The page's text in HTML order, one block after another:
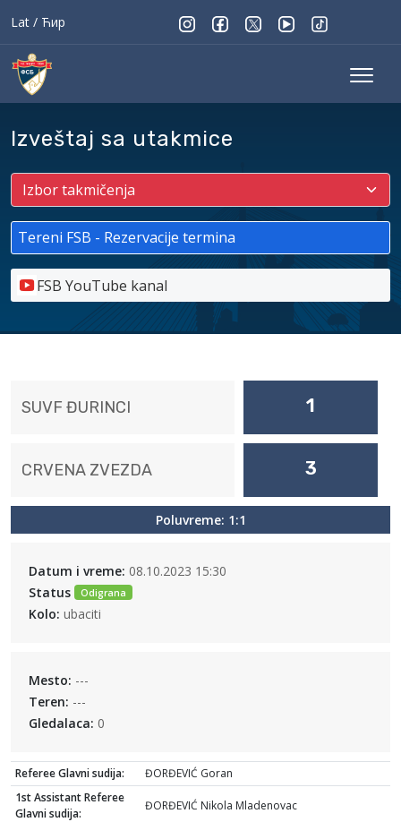
Lat / Ћир
Izveštaj sa utakmice
Tereni FSB - Rezervacije termina
FSB YouTube kanal
SUVF ĐURINCI 1
CRVENA ZVEZDA 3
Poluvreme: 1:1
Datum i vreme: 08.10.2023 15:30
Status
Odigrana
Kolo: ubaciti
Mesto: ---
Teren: ---
Gledalaca: 0
Referee Glavni sudija:
ĐORĐEVIĆ Goran
1st Assistant Referee
Glavni sudija:
ĐORĐEVIĆ Nikola Mladenovac